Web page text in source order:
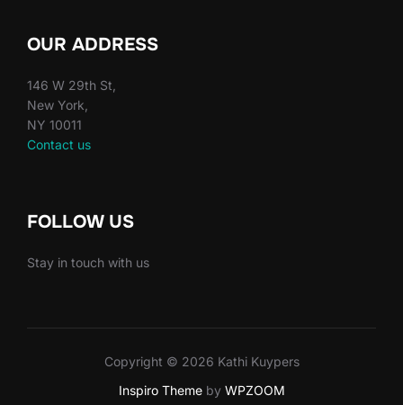
OUR ADDRESS
146 W 29th St,
New York,
NY 10011
Contact us
FOLLOW US
Stay in touch with us
Copyright © 2026 Kathi Kuypers
Inspiro Themeby WPZOOM